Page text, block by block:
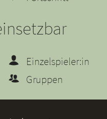
Einzelspieler:in
Gruppen